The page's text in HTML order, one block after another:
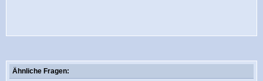
Ähnliche Fragen: